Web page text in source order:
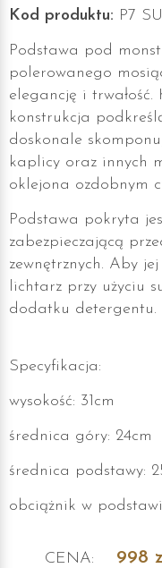
Kod produktu: P7
Podstawa pod
polerowanego
elegancję i
konstrukcja
doskonale
kaplicy oraz innych
oklejona ozdobnym
Podstawa pokryta
zabezpieczającą
zewnętrznych. Aby
lichtarz przy użyciu
dodatku detergentu.
Specyfikacja:
wysokość: 31cm
średnica góry: 24cm
średnica podstawy:
obciążnik w
CENA: 998